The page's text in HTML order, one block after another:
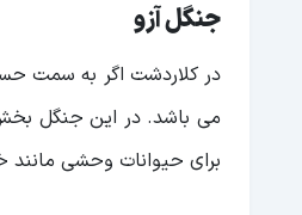
جنگل آزو
می باشد. در این جنگل
برای حیوانات وحشی